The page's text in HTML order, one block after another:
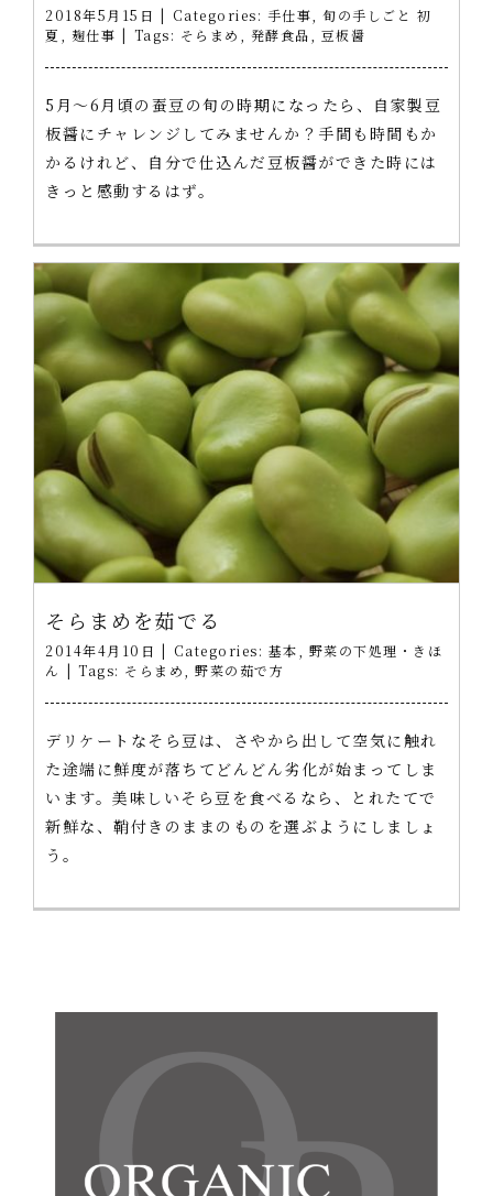
2018年5月15日 | Categories: 手仕事
旬の手しごと 初
夏
麹仕事 | Tags: そらまめ 発酵食品 豆板醤
5月～6月頃の蚕豆の旬の時期になったら、自家製豆
板醤にチャレンジしてみませんか？手間も時間もか
かるけれど、自分で仕込んだ豆板醤ができた時には
きっと感動するはず。
そらまめを茹でる
2014年4月10日 | Categories: 基本
野菜の下処理・きほ
ん | Tags: そらまめ 野菜の茹で方
デリケートなそら豆は、さやから出して空気に触れ
た途端に鮮度が落ちてどんどん劣化が始まってしま
います。美味しいそら豆を食べるなら、とれたてで
新鮮な、鞘付きのままのものを選ぶようにしましょ
う。